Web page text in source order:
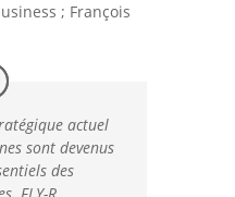
; François
actuel
sont devenus
des